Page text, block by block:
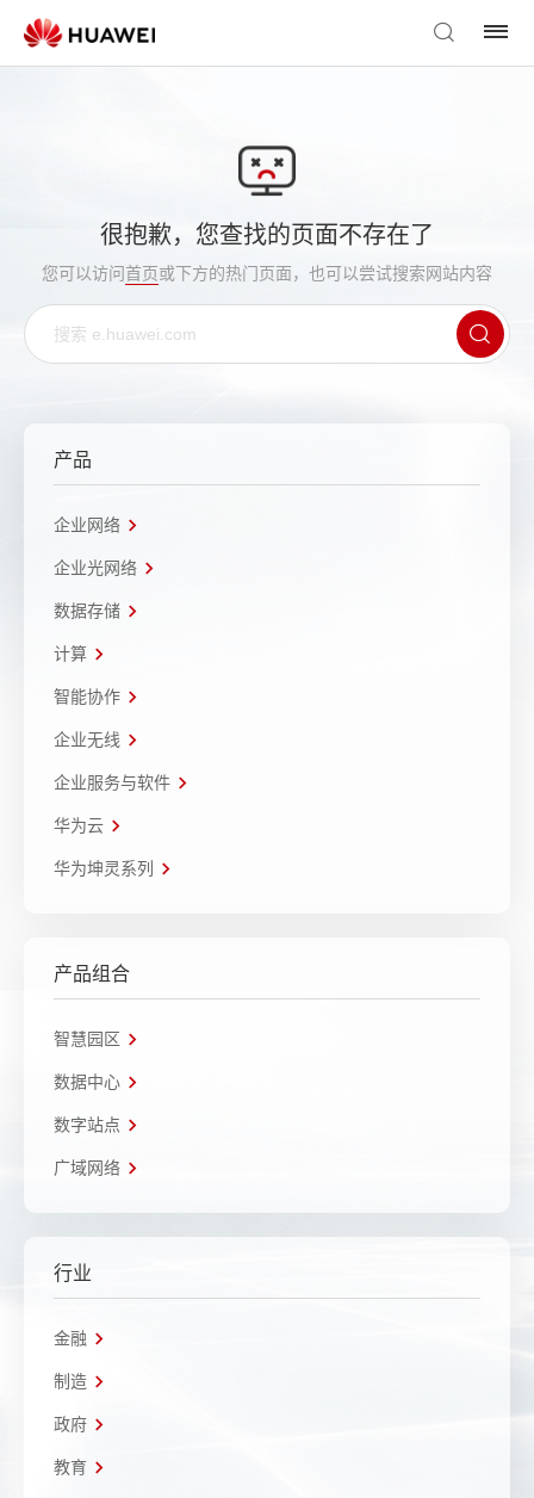
很抱歉，您查找的页面不存在了
您可以访问首页或下方的热门页面，也可以尝试搜索网站内容
产品
企业网络
企业光网络
数据存储
计算
智能协作
企业无线
企业服务与软件
华为云
华为坤灵系列
产品组合
智慧园区
数据中心
数字站点
广域网络
行业
金融
制造
政府
教育